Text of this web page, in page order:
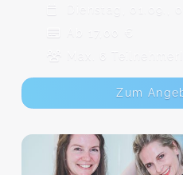
Dienstag, 01.09.,
Ab 17,00 €
Max. 6
Zum